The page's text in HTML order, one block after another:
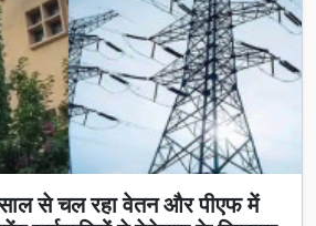
से चल रहा वेतन और पीएफ में